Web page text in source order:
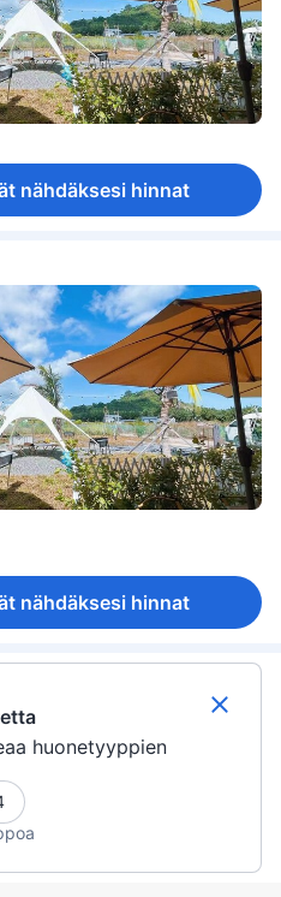
nähdäksesi hinnat
nähdäksesi hinnat
huonetyyppien